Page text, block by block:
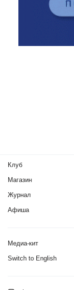
Клуб
Магазин
Журнал
Афиша
Медиа-кит
Switch to English